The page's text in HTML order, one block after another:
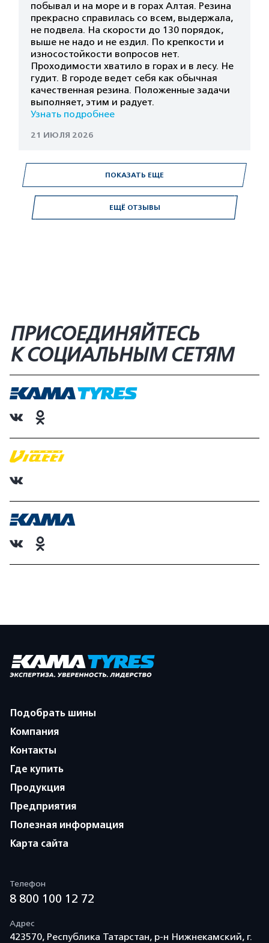
ЕЩЁ ОТЗЫВЫ
побывал и на море и в горах Алтая. Резина
прекрасно справилась со всем, выдержала,
не подвела. На скорости до 130 порядок,
выше не надо и не ездил. По крепкости и
износостойкости вопросов нет.
Проходимости хватило в горах и в лесу. Не
гудит. В городе ведет себя как обычная
качественная резина. Положенные задачи
выполняет, этим и радует.
Узнать подробнее
21 ИЮЛЯ 2026
ПОКАЗАТЬ ЕЩЕ
ПРИСОЕДИНЯЙТЕСЬ
К СОЦИАЛЬНЫМ СЕТЯМ
Подобрать шины
Компания
Контакты
Где купить
Продукция
Предприятия
Полезная информация
Карта сайта
Телефон
8 800 100 12 72
Адрес
423570, Республика Татарстан, р-н Нижнекамский, г.